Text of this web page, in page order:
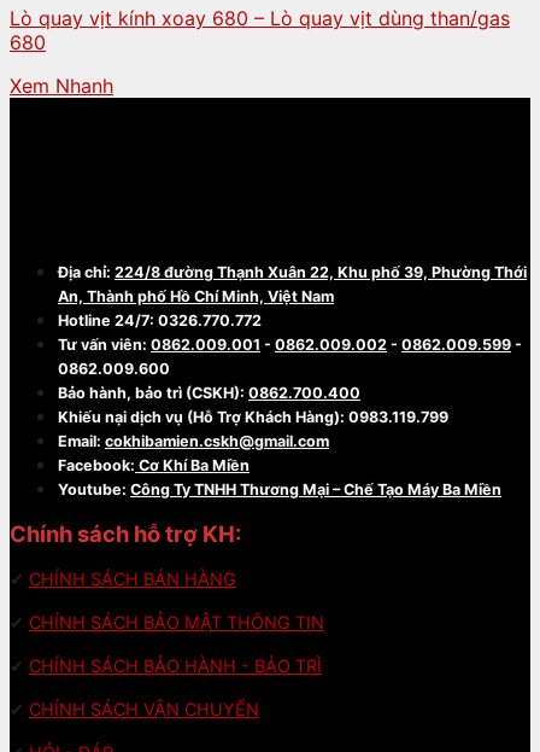
Lò quay vịt kính xoay 680 – Lò quay vịt dùng than/gas
680
Xem Nhanh
Địa chỉ: 224/8 đường Thạnh Xuân 22, Khu phố 39, Phường Thới
An, Thành phố Hồ Chí Minh, Việt Nam
Hotline 24/7: 0326.770.772
Tư vấn viên: 0862.009.001 - 0862.009.002 - 0862.009.599 -
0862.009.600
Bảo hành, bảo trì (CSKH): 0862.700.400
Khiếu nại dịch vụ (Hỗ Trợ Khách Hàng): 0983.119.799
Email: cokhibamien.cskh@gmail.com
Facebook: Cơ Khí Ba Miền
Youtube: Công Ty TNHH Thương Mại – Chế Tạo Máy Ba Miền
Chính sách hỗ trợ KH:
✔ CHÍNH SÁCH BÁN HÀNG
✔ CHÍNH SÁCH BẢO MẬT THÔNG TIN
✔ CHÍNH SÁCH BẢO HÀNH - BẢO TRÌ
✔ CHÍNH SÁCH VẬN CHUYỂN